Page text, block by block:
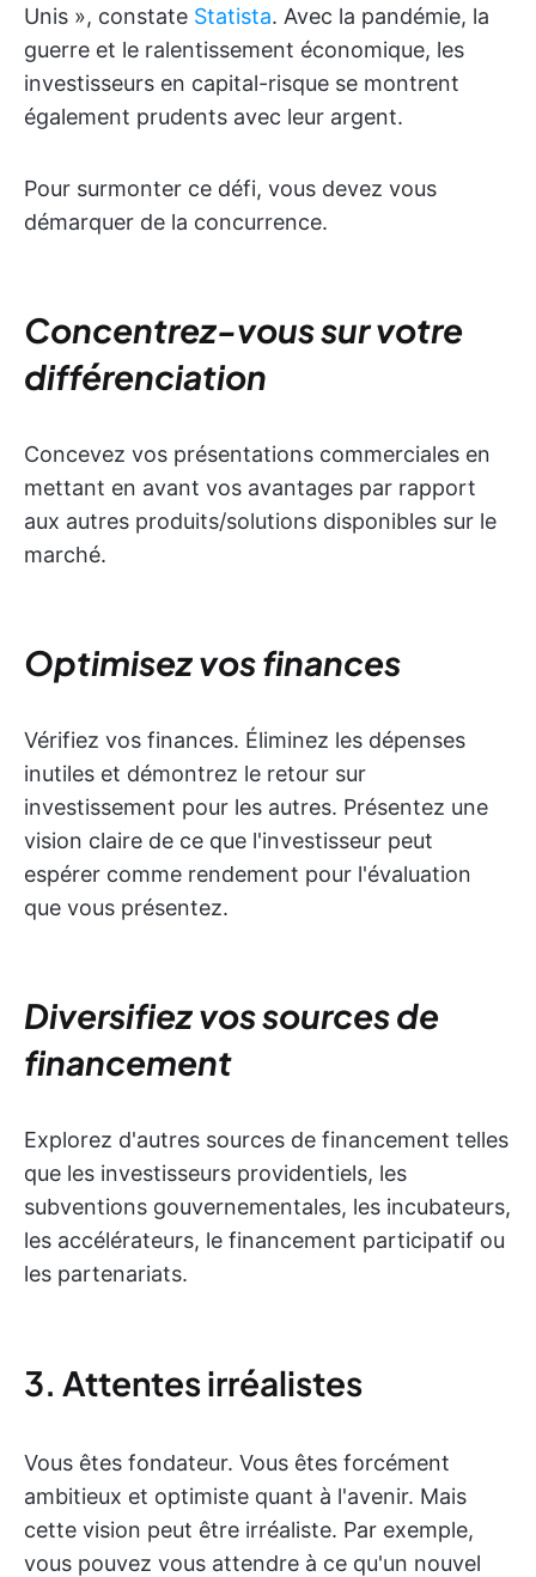
Unis », constate Statista. Avec la pandémie, la
guerre et le ralentissement économique, les
investisseurs en capital-risque se montrent
également prudents avec leur argent.
Pour surmonter ce défi, vous devez vous
démarquer de la concurrence.
Concentrez-vous sur votre
différenciation
Concevez vos présentations commerciales en
mettant en avant vos avantages par rapport
aux autres produits/solutions disponibles sur le
marché.
Optimisez vos finances
Vérifiez vos finances. Éliminez les dépenses
inutiles et démontrez le retour sur
investissement pour les autres. Présentez une
vision claire de ce que l'investisseur peut
espérer comme rendement pour l'évaluation
que vous présentez.
Diversifiez vos sources de
financement
Explorez d'autres sources de financement telles
que les investisseurs providentiels, les
subventions gouvernementales, les incubateurs,
les accélérateurs, le financement participatif ou
les partenariats.
3. Attentes irréalistes
Vous êtes fondateur. Vous êtes forcément
ambitieux et optimiste quant à l'avenir. Mais
cette vision peut être irréaliste. Par exemple,
vous pouvez vous attendre à ce qu'un nouvel